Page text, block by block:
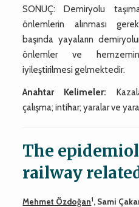
SONUÇ: Demiryolu
önlemlerin alınması
başında yayaların
önlemler ve
iyileştirilmesi gelmektedir.
Anahtar Kelimeler:
çalışma; intihar; yaralar ve
The
railway
Mehmet Özdoğan1, Sami